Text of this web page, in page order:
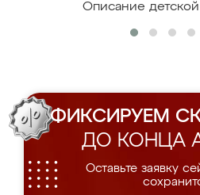
Описание
ФИКСИРУЕМ
ДО КОНЦА
Оставьте заявку